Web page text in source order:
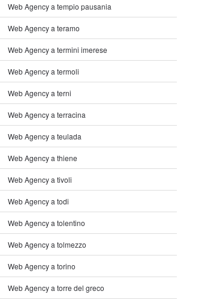
Web Agency a tempio pausania
Web Agency a teramo
Web Agency a termini imerese
Web Agency a termoli
Web Agency a terni
Web Agency a terracina
Web Agency a teulada
Web Agency a thiene
Web Agency a tivoli
Web Agency a todi
Web Agency a tolentino
Web Agency a tolmezzo
Web Agency a torino
Web Agency a torre del greco